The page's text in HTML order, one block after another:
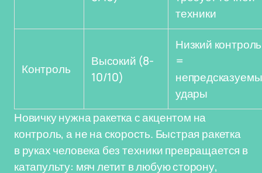
техники
Контроль
Высокий (8-
10/10)
Низкий контроль
=
удары
Новичку нужна ракетка с акцентом на
контроль, а не на скорость. Быстрая ракетка
в руках человека без техники превращается в
катапульту: мяч летит в любую сторону,